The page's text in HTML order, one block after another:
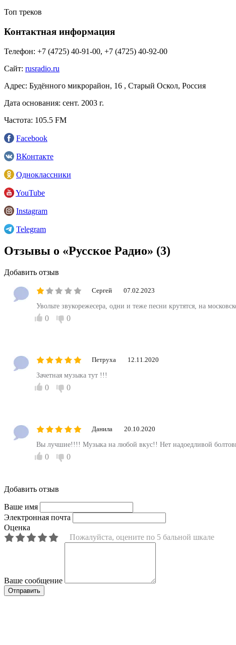
Топ треков
Контактная информация
Телефон: +7 (4725) 40-91-00, +7 (4725) 40-92-00
Сайт: rusradio.ru
Адрес: Будённого микрорайон, 16 , Старый Оскол, Россия
Дата основания: сент. 2003 г.
Частота: 105.5 FM
Facebook
ВКонтакте
Одноклассники
YouTube
Instagram
Telegram
Отзывы о «Русское Радио» (3)
Добавить отзыв
Сергей 07.02.2023
Увольте звукорежесера, одни и теже песни крутятся, на
0 0
Петруха 12.11.2020
Зачетная музыка тут !!!
0 0
Данила 20.10.2020
Вы лучшие!!!! Музыка на любой вкус!! Нет надоедливой
0 0
Добавить отзыв
Ваше имя
Электронная почта
Оценка
Пожалуйста, оцените по 5 бальной шкале
Ваше сообщение